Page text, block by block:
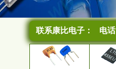
联系康比电子： 电